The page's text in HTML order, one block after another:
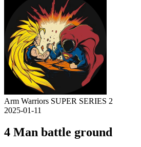
Arm Warriors SUPER SERIES 2
2025-01-11
4 Man battle ground